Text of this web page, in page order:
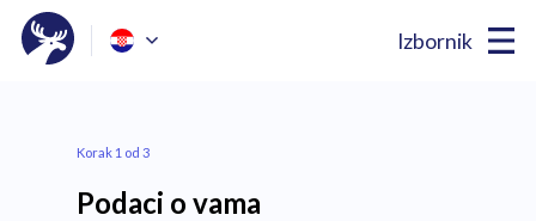
Izbornik
Korak 1 od 3
Podaci o vama